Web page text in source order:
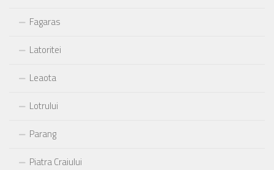
Fagaras
Latoritei
Leaota
Lotrului
Parang
Piatra Craiului